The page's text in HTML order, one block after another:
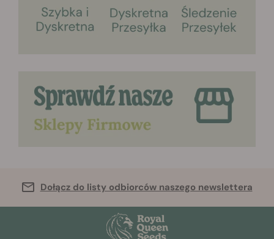
Dołącz do listy odbiorców naszego newslettera